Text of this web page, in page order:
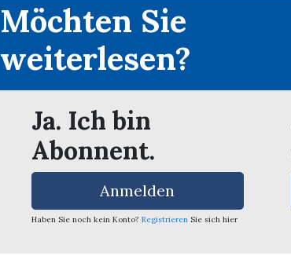
Möchten Sie
weiterlesen?
Ja. Ich bin
Abonnent.
Anmelden
Haben Sie noch kein Konto? Registrieren Sie sich hier